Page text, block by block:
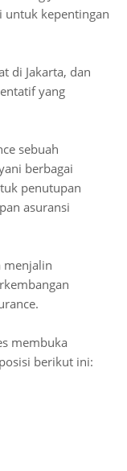
untuk kepentingan
di Jakarta, dan
yang
sebuah
berbagai
penutupan
asuransi
menjalin
membuka
berikut ini: